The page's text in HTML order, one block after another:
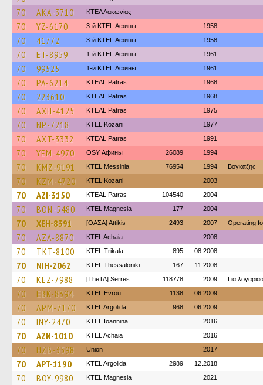
70 AKA-3710 ΚΤΕΛ Λακωνίας
70 YZ-6170 3-й KTEL Афины 1958
70 41772 3-й KTEL Афины 1958
70 ET-8959 1-й KTEL Афины 1961
70 99525 1-й KTEL Афины 1961
70 PA-6214 KTEAL Patras 1968
70 223610 KTEAL Patras 1968
70 AXH-4125 KTEAL Patras 1975
70 NP-7218 ΚΤΕL Kozani 1977
70 AXT-3332 KTEAL Patras 1991
70 YEM-4970 OSY Афины 26089 1994
70 KMZ-9191 KTEL Messinia 76954 1994 Βογιατζης
70 KZM-4720 ΚΤΕL Kozani 2003
70 AZI-3150 KTEAL Patras 104540 2004
70 BON-5480 ΚΤΕL Magnesia 177 2004
70 XEH-8391 [ΟΑΣΑ] Αttikis 2493 2007 Operating
70 AZA-8870 KTEL Achaia 2008
70 TKT-8100 ΚΤΕL Τrikala 895 08.2008
70 NIH-2062 KTEL Thessaloniki 167 11.2008
70 KEZ-7988 [TheTA] Serres 118778 2009 Για
70 EBK-8394 KTEL Evrou 1138 06.2009
70 APM-7170 KTEL Argolida 968 06.2009
70 INY-2470 KTEL Ioannina 2016
70 AZN-1010 KTEL Achaia 2016
70 HZB-3598 Union 2017
70 APT-1190 KTEL Argolida 2989 12.2018
70 BOY-9980 ΚΤΕL Magnesia 2021